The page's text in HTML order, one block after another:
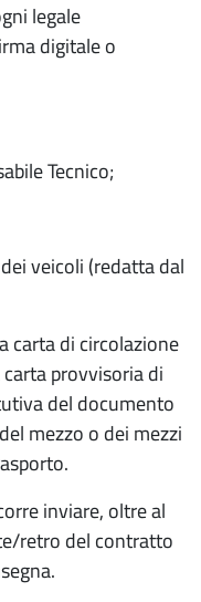
legale
digitale o
Tecnico;
veicoli (redatta dal
carta di circolazione
provvisoria di
del documento
mezzo o dei mezzi
inviare, oltre al
retro del contratto